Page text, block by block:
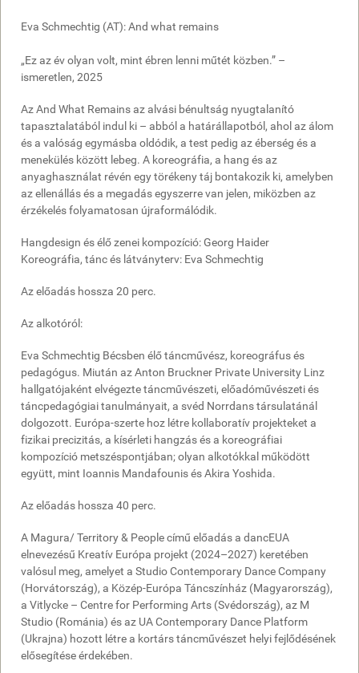
Eva Schmechtig (AT): And what remains
„Ez az év olyan volt, mint ébren lenni műtét közben.” –
ismeretlen, 2025
Az And What Remains az alvási bénultság nyugtalanító
tapasztalatából indul ki – abból a határállapotból, ahol az álom
és a valóság egymásba oldódik, a test pedig az éberség és a
menekülés között lebeg. A koreográfia, a hang és az
anyaghasználat révén egy törékeny táj bontakozik ki, amelyben
az ellenállás és a megadás egyszerre van jelen, miközben az
érzékelés folyamatosan újraformálódik.
Hangdesign és élő zenei kompozíció: Georg Haider
Koreográfia, tánc és látványterv: Eva Schmechtig
Az előadás hossza 20 perc.
Az alkotóról:
Eva Schmechtig Bécsben élő táncművész, koreográfus és
pedagógus. Miután az Anton Bruckner Private University Linz
hallgatójaként elvégezte táncművészeti, előadóművészeti és
táncpedagógiai tanulmányait, a svéd Norrdans társulatánál
dolgozott. Európa-szerte hoz létre kollaboratív projekteket a
fizikai precizitás, a kísérleti hangzás és a koreográfiai
kompozíció metszéspontjában; olyan alkotókkal működött
együtt, mint Ioannis Mandafounis és Akira Yoshida.
Az előadás hossza 40 perc.
A Magura/ Territory & People című előadás a dancEUA
elnevezésű Kreatív Európa projekt (2024–2027) keretében
valósul meg, amelyet a Studio Contemporary Dance Company
(Horvátország), a Közép-Európa Táncszínház (Magyarország),
a Vitlycke – Centre for Performing Arts (Svédország), az M
Studio (Románia) és az UA Contemporary Dance Platform
(Ukrajna) hozott létre a kortárs táncművészet helyi fejlődésének
elősegítése érdekében.